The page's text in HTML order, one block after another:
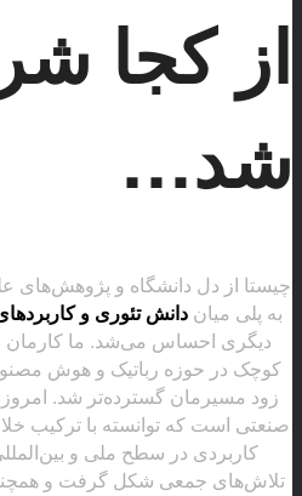
از کجا
شد…
چیستا از دل دانشگاه و پژوهش‌های
به پلی میان دانش تئوری و
دیگری احساس می‌شد. ما کارمان
کوچک در حوزه رباتیک و هوش
زود مسیرمان گسترده‌تر شد.
صنعتی است که توانسته با ترکیب
کاربردی در سطح ملی و
تلاش‌های جمعی شکل گرفت و